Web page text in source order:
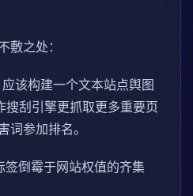
敷之处：
该构建一个文本站点舆图
刮引擎更抓取更多重要页
词参加排名。
倒霉于网站权值的齐集